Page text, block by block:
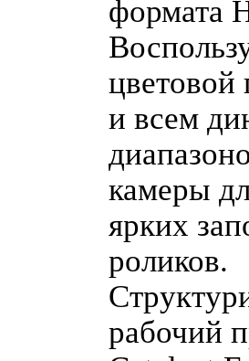
формата
цветовой
и всем
камеры
ярких
роликов.
рабочий